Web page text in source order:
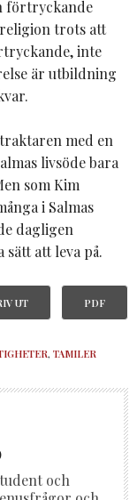
förtryckande
trots att
inte
är utbildning
med en
livsöde bara
som Kim
i Salmas
dagligen
att leva på.
UT PDF
, TAMILER
och